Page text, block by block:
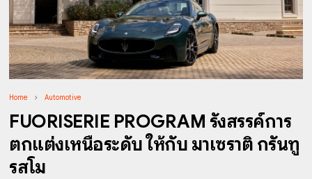
Home Automotive
FUORISERIE PROGRAM รังสรรค์การ
ตกแต่งเหนือระดับ ให้กับ มาเซราติ กรันทู
ริสโม